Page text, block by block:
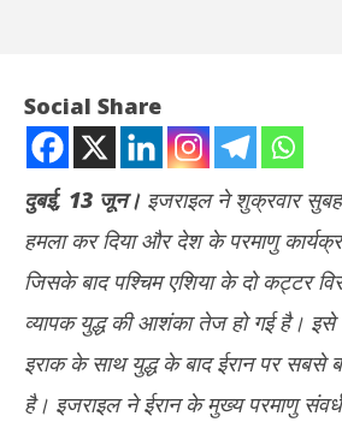
NOW
Social Share
दुबई, 13 जून। इजराइल ने शुक्रवार सुबह
हमला कर दिया और देश के परमाणु
जिसके बाद पश्चिम एशिया के दो कट्टर
व्यापक युद्ध की आशंका तेज हो गई है।
इराक के साथ युद्ध के बाद ईरान पर सबसे
है। इजराइल ने ईरान के मुख्य परमाणु